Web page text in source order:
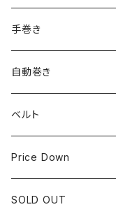
ROLEX
SEIKO
CITIZEN
~24.9mm
25mm~29.9mm
30mm~34.9mm
35mm~39.9mm
40mm~
手巻き
自動巻き
ベルト
HIRSCHベルト
SSブレスレット
Price Down
SOLD OUT